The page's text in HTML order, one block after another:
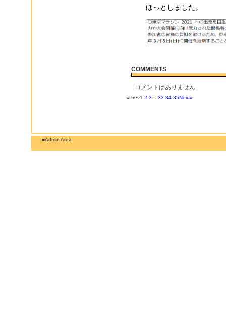
ほっとしました。
COMMENTS
コメントはありません
«Prev1 2 3 33 34 35Next»
■Admin Area